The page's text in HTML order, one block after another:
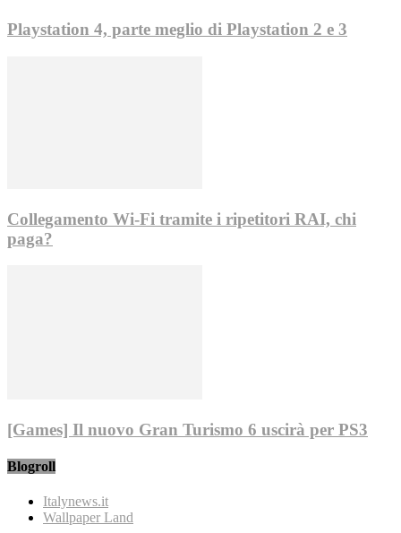
Playstation 4, parte meglio di Playstation 2 e 3
Collegamento Wi-Fi tramite i ripetitori RAI, chi
paga?
[Games] Il nuovo Gran Turismo 6 uscirà per PS3
Blogroll
Italynews.it
Wallpaper Land